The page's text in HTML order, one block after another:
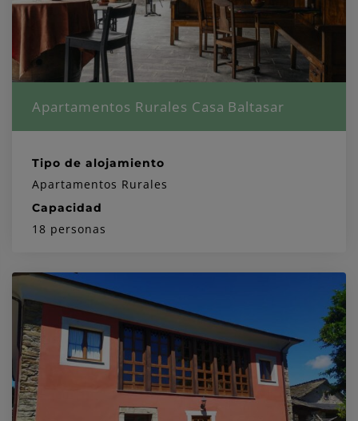
Apartamentos Rurales Casa Baltasar
Tipo de alojamiento
Apartamentos Rurales
Capacidad
18 personas